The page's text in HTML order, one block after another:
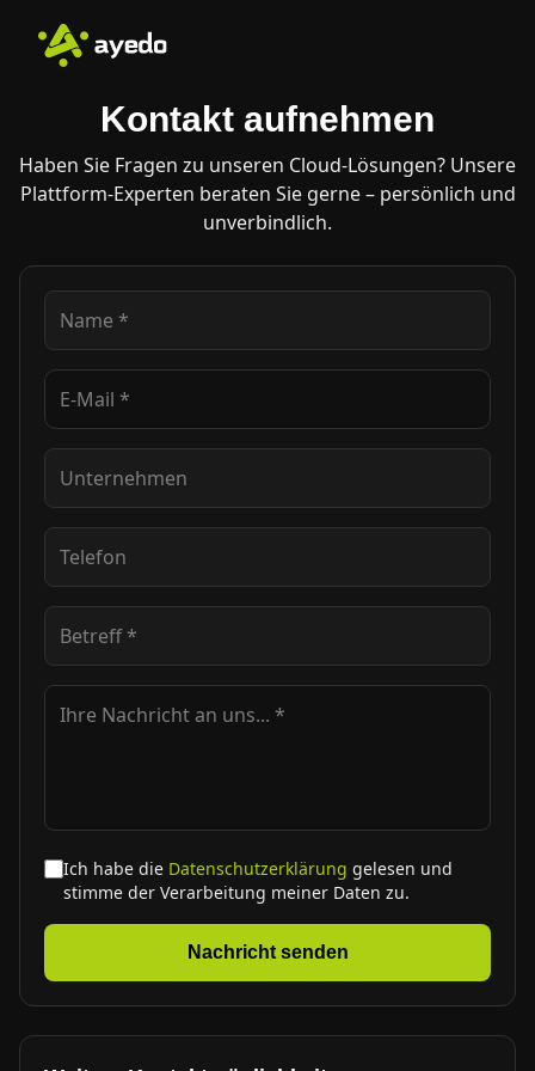
Kontakt aufnehmen
Haben Sie Fragen zu unseren Cloud-Lösungen? Unsere
Plattform-Experten beraten Sie gerne – persönlich und
unverbindlich.
Ich habe die Datenschutzerklärung gelesen und
stimme der Verarbeitung meiner Daten zu.
Nachricht senden